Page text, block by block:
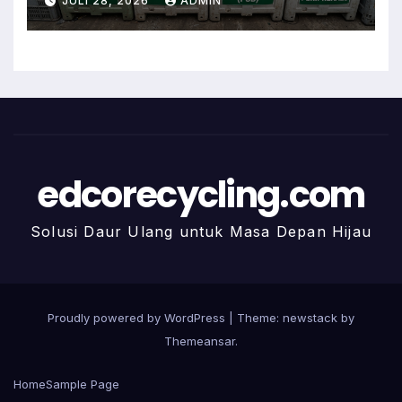
edcorecycling.com
Solusi Daur Ulang untuk Masa Depan Hijau
Proudly powered by WordPress
Theme: newstack by
Themeansar.
HomeSample Page